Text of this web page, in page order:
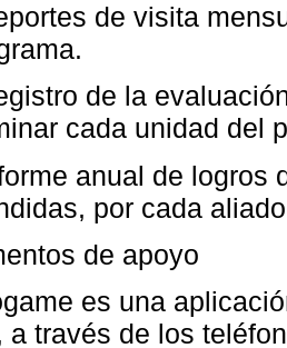
de visita
de la
cada unidad del
anual de logros
por cada
de apoyo
es una
a través de los